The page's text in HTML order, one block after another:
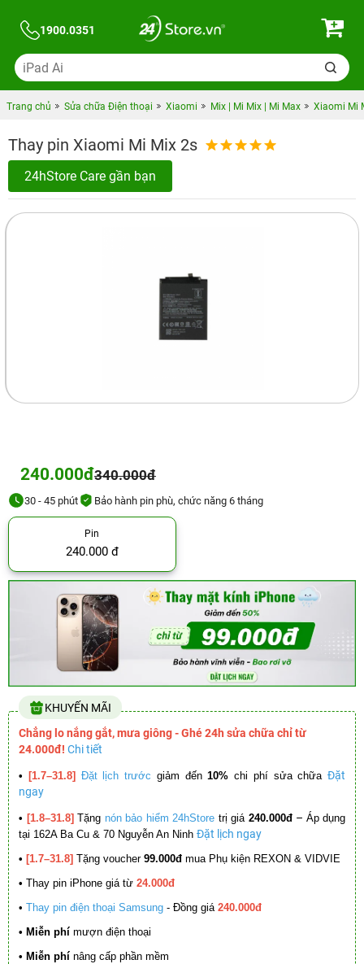
1900.0351
Trang chủ Sửa chữa Điện thoại Xiaomi Mix | Mi Mix | Mi Max Xiaomi Mi
Thay pin Xiaomi Mi Mix 2s
24hStore Care gần bạn
240.000đ340.000đ
30 - 45 phút Bảo hành pin phù, chức năng 6 tháng
Pin
240.000 đ
KHUYẾN MÃI
Chẳng lo nắng gắt, mưa giông - Ghé 24h sửa chữa chỉ từ
24.000đ! Chi tiết
• [1.7–31.8] Đặt lịch trước giảm đến10% chi phí sửa chữa Đặt
ngay
• [1.8–31.8] Tặng nón bảo hiểm 24hStore trị giá 240.000đ – Áp dụng
tại 162A Ba Cu & 70 Nguyễn An Ninh Đặt lịch ngay
• [1.7–31.8] Tặng voucher 99.000đ mua Phụ kiện REXON & VIDVIE
• Thay pin iPhone giá từ 24.000đ
• Thay pin điện thoại Samsung - Đồng giá 240.000đ
• Miễn phí mượn điện thoại
• Miễn phí nâng cấp phần mềm